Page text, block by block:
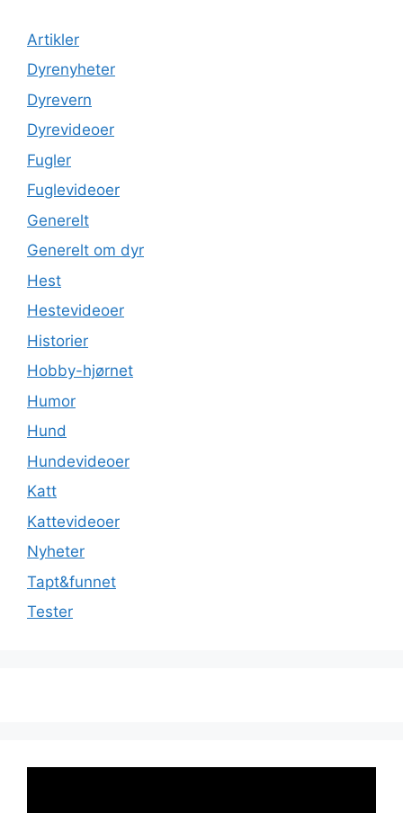
Artikler
Dyrenyheter
Dyrevern
Dyrevideoer
Fugler
Fuglevideoer
Generelt
Generelt om dyr
Hest
Hestevideoer
Historier
Hobby-hjørnet
Humor
Hund
Hundevideoer
Katt
Kattevideoer
Nyheter
Tapt&funnet
Tester